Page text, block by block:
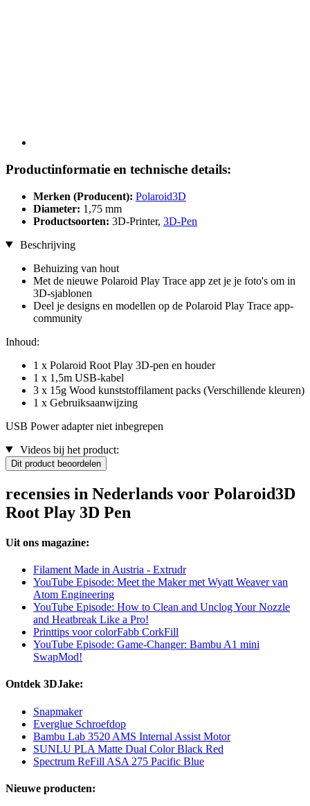
Productinformatie en technische details:
Merken (Producent): Polaroid3D
Diameter: 1,75 mm
Productsoorten: 3D-Printer, 3D-Pen
Beschrijving
Behuizing van hout
Met de nieuwe Polaroid Play Trace app zet je je foto's om in
3D-sjablonen
Deel je designs en modellen op de Polaroid Play Trace app-
community
Inhoud:
1 x Polaroid Root Play 3D-pen en houder
1 x 1,5m USB-kabel
3 x 15g Wood kunststoffilament packs (Verschillende kleuren)
1 x Gebruiksaanwijzing
USB Power adapter niet inbegrepen
Videos bij het product:
Dit product beoordelen
recensies in Nederlands voor Polaroid3D
Root Play 3D Pen
Uit ons magazine:
Filament Made in Austria - Extrudr
YouTube Episode: Meet the Maker met Wyatt Weaver van
Atom Engineering
YouTube Episode: How to Clean and Unclog Your Nozzle
and Heatbreak Like a Pro!
Printtips voor colorFabb CorkFill
YouTube Episode: Game-Changer: Bambu A1 mini
SwapMod!
Ontdek 3DJake:
Snapmaker
Everglue Schroefdop
Bambu Lab 3520 AMS Internal Assist Motor
SUNLU PLA Matte Dual Color Black Red
Spectrum ReFill ASA 275 Pacific Blue
Nieuwe producten: